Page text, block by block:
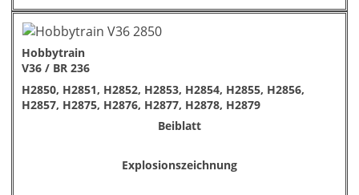
Hobbytrain
V36 / BR 236
H2850, H2851, H2852, H2853, H2854, H2855, H2856,
H2857, H2875, H2876, H2877, H2878, H2879
Beiblatt
Explosionszeichnung